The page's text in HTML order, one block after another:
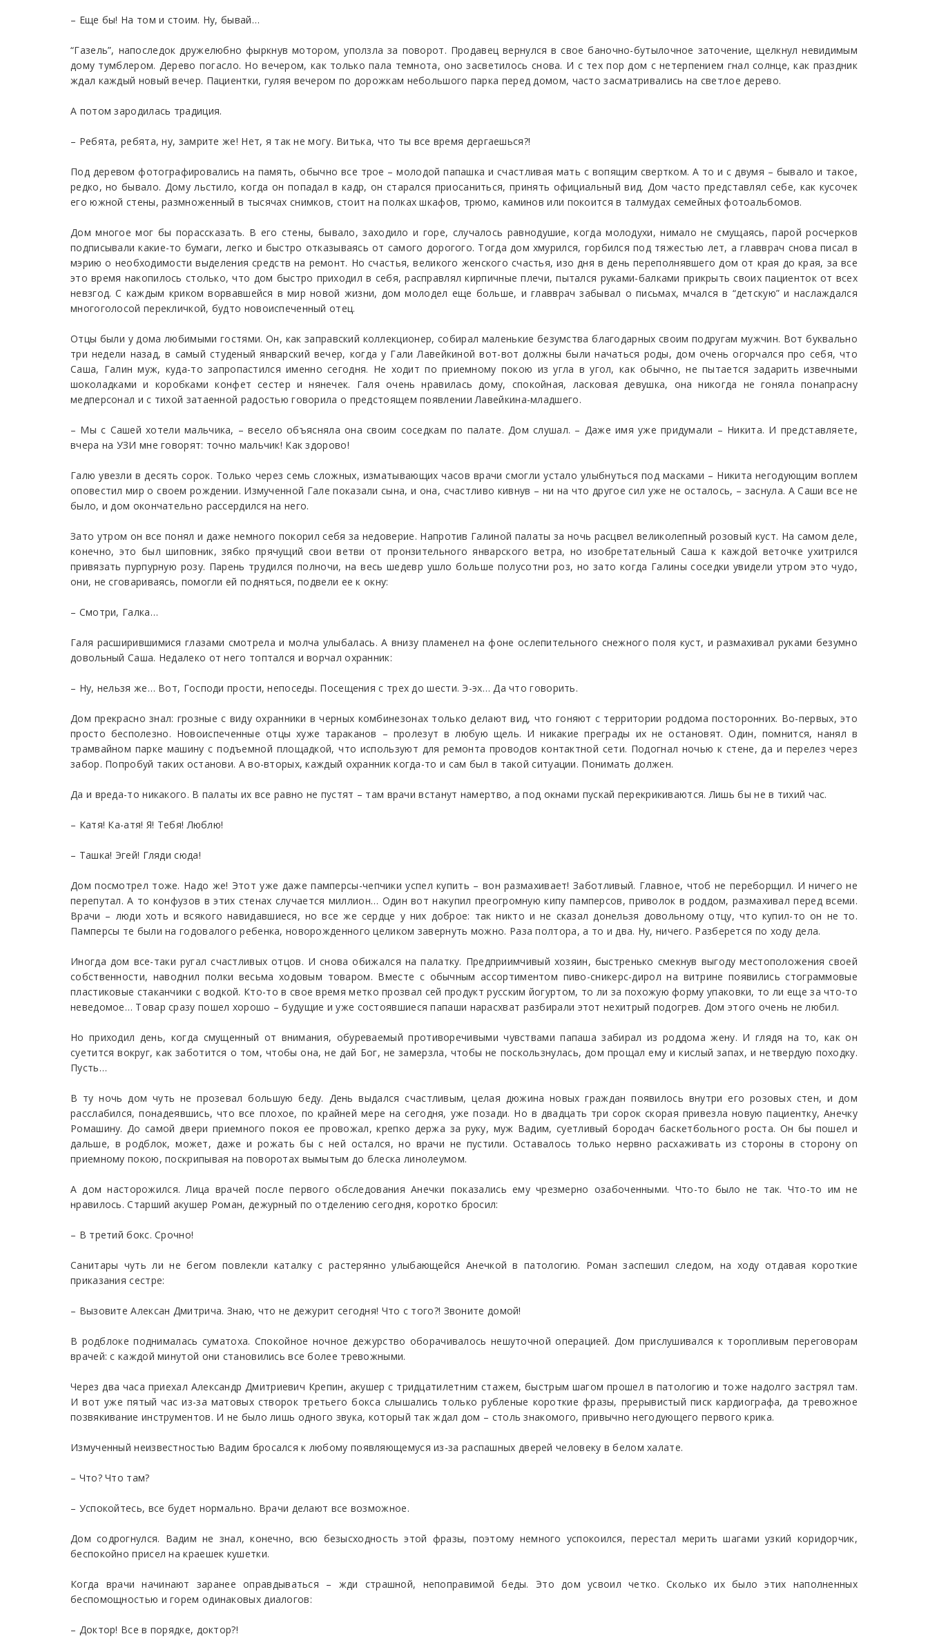
– Еще бы! На том и стоим. Ну, бывай…
“Газель”, напоследок дружелюбно фыркнув мотором, уползла за поворот. Продавец вернулся в свое баночно-бутылочное заточение, щелкнул невидимым
дому тумблером. Дерево погасло. Но вечером, как только пала темнота, оно засветилось снова. И с тех пор дом с нетерпением гнал солнце, как праздник
ждал каждый новый вечер. Пациентки, гуляя вечером по дорожкам небольшого парка перед домом, часто засматривались на светлое дерево.
А потом зародилась традиция.
– Ребята, ребята, ну, замрите же! Нет, я так не могу. Витька, что ты все время дергаешься?!
Под деревом фотографировались на память, обычно все трое – молодой папашка и счастливая мать с вопящим свертком. А то и с двумя – бывало и такое,
редко, но бывало. Дому льстило, когда он попадал в кадр, он старался приосаниться, принять официальный вид. Дом часто представлял себе, как кусочек
его южной стены, размноженный в тысячах снимков, стоит на полках шкафов, трюмо, каминов или покоится в талмудах семейных фотоальбомов.
Дом многое мог бы порассказать. В его стены, бывало, заходило и горе, случалось равнодушие, когда молодухи, нимало не смущаясь, парой росчерков
подписывали какие-то бумаги, легко и быстро отказываясь от самого дорогого. Тогда дом хмурился, горбился под тяжестью лет, а главврач снова писал в
мэрию о необходимости выделения средств на ремонт. Но счастья, великого женского счастья, изо дня в день переполнявшего дом от края до края, за все
это время накопилось столько, что дом быстро приходил в себя, расправлял кирпичные плечи, пытался руками-балками прикрыть своих пациенток от всех
невзгод. С каждым криком ворвавшейся в мир новой жизни, дом молодел еще больше, и главврач забывал о письмах, мчался в “детскую” и наслаждался
многоголосой перекличкой, будто новоиспеченный отец.
Отцы были у дома любимыми гостями. Он, как заправский коллекционер, собирал маленькие безумства благодарных своим подругам мужчин. Вот буквально
три недели назад, в самый студеный январский вечер, когда у Гали Лавейкиной вот-вот должны были начаться роды, дом очень огорчался про себя, что
Саша, Галин муж, куда-то запропастился именно сегодня. Не ходит по приемному покою из угла в угол, как обычно, не пытается задарить извечными
шоколадками и коробками конфет сестер и нянечек. Галя очень нравилась дому, спокойная, ласковая девушка, она никогда не гоняла понапрасну
медперсонал и с тихой затаенной радостью говорила о предстоящем появлении Лавейкина-младшего.
– Мы с Сашей хотели мальчика, – весело объясняла она своим соседкам по палате. Дом слушал. – Даже имя уже придумали – Никита. И представляете,
вчера на УЗИ мне говорят: точно мальчик! Как здорово!
Галю увезли в десять сорок. Только через семь сложных, изматывающих часов врачи смогли устало улыбнуться под масками – Никита негодующим воплем
оповестил мир о своем рождении. Измученной Гале показали сына, и она, счастливо кивнув – ни на что другое сил уже не осталось, – заснула. А Саши все не
было, и дом окончательно рассердился на него.
Зато утром он все понял и даже немного покорил себя за недоверие. Напротив Галиной палаты за ночь расцвел великолепный розовый куст. На самом деле,
конечно, это был шиповник, зябко прячущий свои ветви от пронзительного январского ветра, но изобретательный Саша к каждой веточке ухитрился
привязать пурпурную розу. Парень трудился полночи, на весь шедевр ушло больше полусотни роз, но зато когда Галины соседки увидели утром это чудо,
они, не сговариваясь, помогли ей подняться, подвели ее к окну:
– Смотри, Галка…
Галя расширившимися глазами смотрела и молча улыбалась. А внизу пламенел на фоне ослепительного снежного поля куст, и размахивал руками безумно
довольный Саша. Недалеко от него топтался и ворчал охранник:
– Ну, нельзя же… Вот, Господи прости, непоседы. Посещения с трех до шести. Э-эх… Да что говорить.
Дом прекрасно знал: грозные с виду охранники в черных комбинезонах только делают вид, что гоняют с территории роддома посторонних. Во-первых, это
просто бесполезно. Новоиспеченные отцы хуже тараканов – пролезут в любую щель. И никакие преграды их не остановят. Один, помнится, нанял в
трамвайном парке машину с подъемной площадкой, что используют для ремонта проводов контактной сети. Подогнал ночью к стене, да и перелез через
забор. Попробуй таких останови. А во-вторых, каждый охранник когда-то и сам был в такой ситуации. Понимать должен.
Да и вреда-то никакого. В палаты их все равно не пустят – там врачи встанут намертво, а под окнами пускай перекрикиваются. Лишь бы не в тихий час.
– Катя! Ка-атя! Я! Тебя! Люблю!
– Ташка! Эгей! Гляди сюда!
Дом посмотрел тоже. Надо же! Этот уже даже памперсы-чепчики успел купить – вон размахивает! Заботливый. Главное, чтоб не переборщил. И ничего не
перепутал. А то конфузов в этих стенах случается миллион… Один вот накупил преогромную кипу памперсов, приволок в роддом, размахивал перед всеми.
Врачи – люди хоть и всякого навидавшиеся, но все же сердце у них доброе: так никто и не сказал донельзя довольному отцу, что купил-то он не то.
Памперсы те были на годовалого ребенка, новорожденного целиком завернуть можно. Раза полтора, а то и два. Ну, ничего. Разберется по ходу дела.
Иногда дом все-таки ругал счастливых отцов. И снова обижался на палатку. Предприимчивый хозяин, быстренько смекнув выгоду местоположения своей
собственности, наводнил полки весьма ходовым товаром. Вместе с обычным ассортиментом пиво-сникерс-дирол на витрине появились стограммовые
пластиковые стаканчики с водкой. Кто-то в свое время метко прозвал сей продукт русским йогуртом, то ли за похожую форму упаковки, то ли еще за что-то
неведомое… Товар сразу пошел хорошо – будущие и уже состоявшиеся папаши нарасхват разбирали этот нехитрый подогрев. Дом этого очень не любил.
Но приходил день, когда смущенный от внимания, обуреваемый противоречивыми чувствами папаша забирал из роддома жену. И глядя на то, как он
суетится вокруг, как заботится о том, чтобы она, не дай Бог, не замерзла, чтобы не поскользнулась, дом прощал ему и кислый запах, и нетвердую походку.
Пусть…
В ту ночь дом чуть не прозевал большую беду. День выдался счастливым, целая дюжина новых граждан появилось внутри его розовых стен, и дом
расслабился, понадеявшись, что все плохое, по крайней мере на сегодня, уже позади. Но в двадцать три сорок скорая привезла новую пациентку, Анечку
Ромашину. До самой двери приемного покоя ее провожал, крепко держа за руку, муж Вадим, суетливый бородач баскетбольного роста. Он бы пошел и
дальше, в родблок, может, даже и рожать бы с ней остался, но врачи не пустили. Оставалось только нервно расхаживать из стороны в сторону on
приемному покою, поскрипывая на поворотах вымытым до блеска линолеумом.
А дом насторожился. Лица врачей после первого обследования Анечки показались ему чрезмерно озабоченными. Что-то было не так. Что-то им не
нравилось. Старший акушер Роман, дежурный по отделению сегодня, коротко бросил:
– В третий бокс. Срочно!
Санитары чуть ли не бегом повлекли каталку с растерянно улыбающейся Анечкой в патологию. Роман заспешил следом, на ходу отдавая короткие
приказания сестре:
– Вызовите Алексан Дмитрича. Знаю, что не дежурит сегодня! Что с того?! Звоните домой!
В родблоке поднималась суматоха. Спокойное ночное дежурство оборачивалось нешуточной операцией. Дом прислушивался к торопливым переговорам
врачей: с каждой минутой они становились все более тревожными.
Через два часа приехал Александр Дмитриевич Крепин, акушер с тридцатилетним стажем, быстрым шагом прошел в патологию и тоже надолго застрял там.
И вот уже пятый час из-за матовых створок третьего бокса слышались только рубленые короткие фразы, прерывистый писк кардиографа, да тревожное
позвякивание инструментов. И не было лишь одного звука, который так ждал дом – столь знакомого, привычно негодующего первого крика.
Измученный неизвестностью Вадим бросался к любому появляющемуся из-за распашных дверей человеку в белом халате.
– Что? Что там?
– Успокойтесь, все будет нормально. Врачи делают все возможное.
Дом содрогнулся. Вадим не знал, конечно, всю безысходность этой фразы, поэтому немного успокоился, перестал мерить шагами узкий коридорчик,
беспокойно присел на краешек кушетки.
Когда врачи начинают заранее оправдываться – жди страшной, непоправимой беды. Это дом усвоил четко. Сколько их было этих наполненных
беспомощностью и горем одинаковых диалогов:
– Доктор! Все в порядке, доктор?!